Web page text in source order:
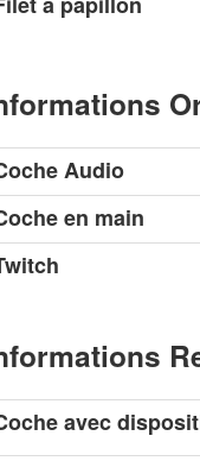
Audio
en main
avec